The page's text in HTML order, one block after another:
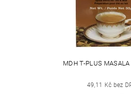
MDH T-PLUS MASALA
49,11 Kč bez